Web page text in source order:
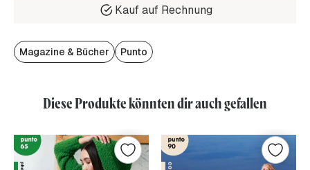
Kauf auf Rechnung
Magazine & Bücher Punto
Diese Produkte könnten dir auch gefallen